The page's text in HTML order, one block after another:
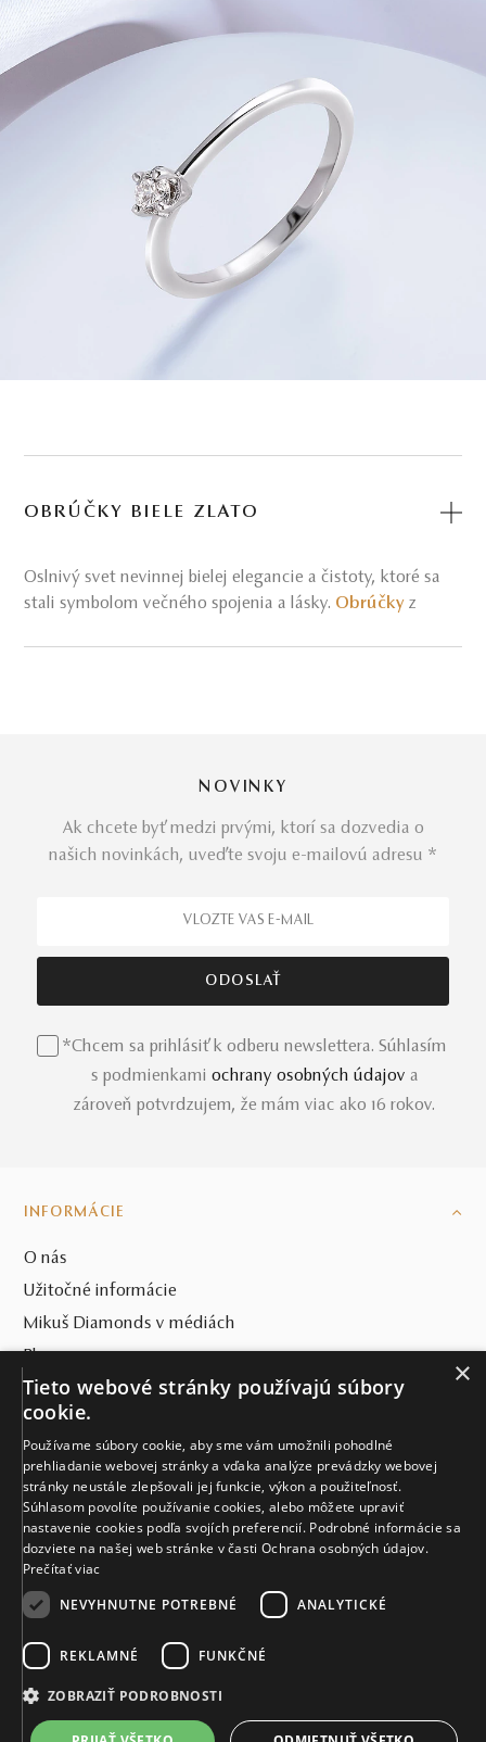
OBRÚČKY BIELE ZLATO
Oslnivý svet nevinnej bielej elegancie a čistoty, ktoré sa
stali symbolom večného spojenia a lásky. Obrúčky z
zosobnenie jednoty manželstva.
efektívne kombinuje moderné a elegantné kúsky, ktoré
uspokoja aj toho najnáročnejšieho milovníka šperkov.
vnútrom Comfort fit, vďaka čomu sa obrúčky nosia
mimoriadne komfortne. Tvoríme nadčasové hladké vzory,
ako aj výnimočné kúsky zdobené drahými kameňmi s
najvyššou tvrdosťou.
Výnimočné obrúčky z bieleho zlata
Obrúčky z bieleho zlata
je najvyššia kvalita výbrusu diamantov, ktorý demonštruje
Jedinečnosť prsteňov a vášho spojenia ešte podčiarknete
gravírovaním ľubovoľného textu, ktoré je k dispozícii
zadarmo.
Exkluzívny atribút obrúčok – hrúbka 1,6 mm je zárukou
dlhotrvácnosti a nezničiteľnosti svadobných šperkov. Na
obrúčky sa vzťahuje
NOVINKY
Ak chcete byť medzi prvými, ktorí sa dozvedia o
našich novinkách, uveďte svoju e-mailovú adresu *
*Chcem sa prihlásiť k odberu newslettera. Súhlasím
s podmienkami ochrany osobných údajov a
zároveň potvrdzujem, že mám viac ako 16 rokov.
INFORMÁCIE
O nás
Užitočné informácie
Mikuš Diamonds v médiách
Blog
SVET MIKUŠ DIAMONDS
VŠETKO O NÁKUPE
KONTAKT
Naše klenotníctva
Sídlo spoločnosti
×
Tieto webové stránky používajú súbory
cookie.
Používame súbory cookie, aby sme vám umožnili pohodlné
prehliadanie webovej stránky a vďaka analýze prevádzky webovej
stránky neustále zlepšovali jej funkcie, výkon a použiteľnosť.
Súhlasom povolíte používanie cookies, alebo môžete upraviť
nastavenie cookies podľa svojích preferencií. Podrobné informácie sa
dozviete na našej web stránke v časti Ochrana osobných údajov.
Prečítať viac
NEVYHNUTNE POTREBNÉ
ANALYTICKÉ
REKLAMNÉ FUNKČNÉ
ZOBRAZIŤ PODROBNOSTI